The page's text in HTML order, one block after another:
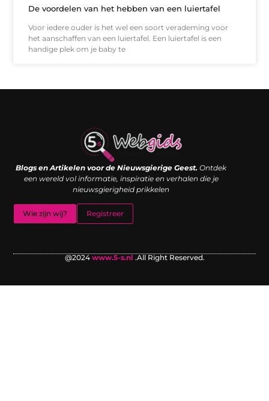
De voordelen van het hebben van een luiertafel
Voor iedere ouder is het wel een soort verademing voor
het aanschaffen van een luiertafel. Een luiertafel is een
handige plek om je baby te
Blogs en Artikelen voor de Nieuwsgierige Geest. Ontdek
een wereld vol informatie, inspiratie en verhalen die je
nieuwsgierigheid prikkelen
Wie zijn wij? Registreer
@2024www.5-s.nl .All Right Reserved.